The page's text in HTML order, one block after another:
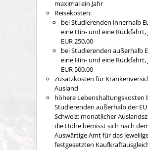
maximal ein Jahr
Reisekosten:
bei Studierenden innerhalb
eine Hin- und eine Rückfahrt,
EUR250,00
bei Studierenden außerhalb
eine Hin- und eine Rückfahrt,
EUR 500,00
Zusatzkosten für
Ausland
höhere Lebenshaltungskosten
Studierenden außerhalb der
Schweiz: monatlicher
die Höhe bemisst sich nach
Auswärtige Amt für das
festgesetzten